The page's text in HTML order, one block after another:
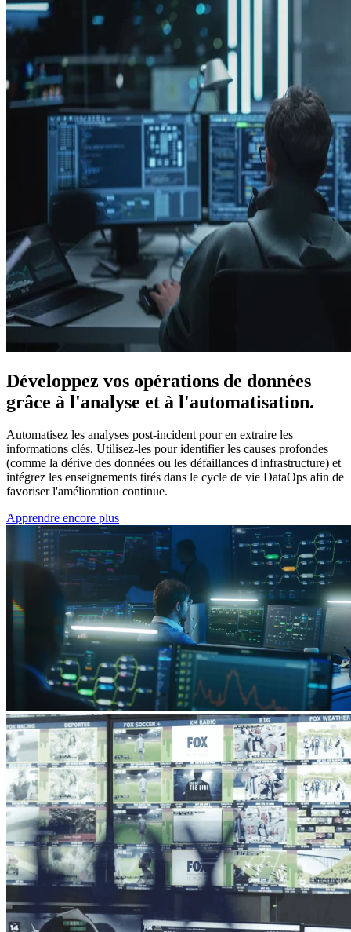
Développez vos opérations de données
grâce à l'analyse et à l'automatisation.
Automatisez les analyses post-incident pour en extraire les
informations clés. Utilisez-les pour identifier les causes profondes
(comme la dérive des données ou les défaillances d'infrastructure) et
intégrez les enseignements tirés dans le cycle de vie DataOps afin de
favoriser l'amélioration continue.
Apprendre encore plus